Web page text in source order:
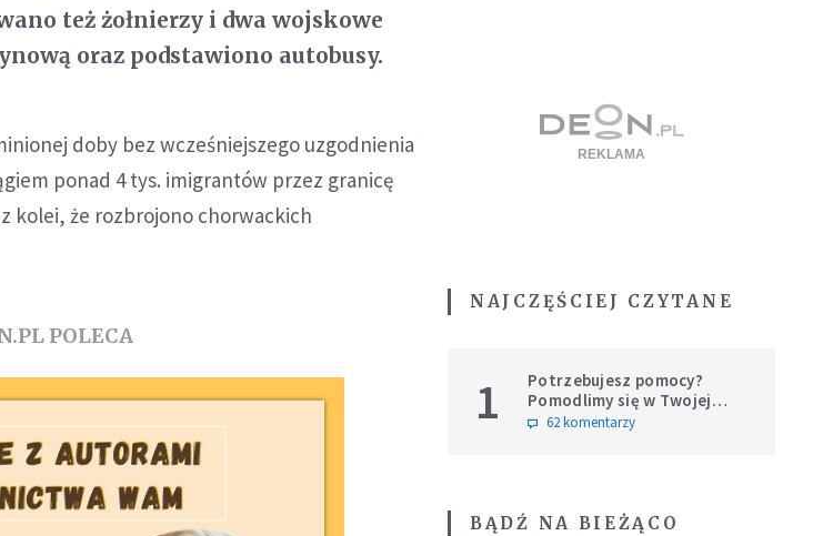
też żołnierzy i dwa wojskowe
oraz podstawiono autobusy.
doby bez wcześniejszego uzgodnienia
ponad 4 tys. imigrantów przez granicę
kolei, że rozbrojono chorwackich
POLECA
NAJCZĘŚCIEJ CZYTANE
1
Potrzebujesz pomocy?
Pomodlimy się w Twojej
intencji
62 komentarzy
BĄDŹ NA BIEŻĄCO